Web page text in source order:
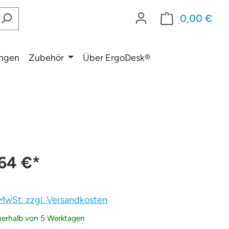
0,00 €
Zubehör Über ErgoDesk®
€*
zzgl. Versandkosten
von 5 Werktagen